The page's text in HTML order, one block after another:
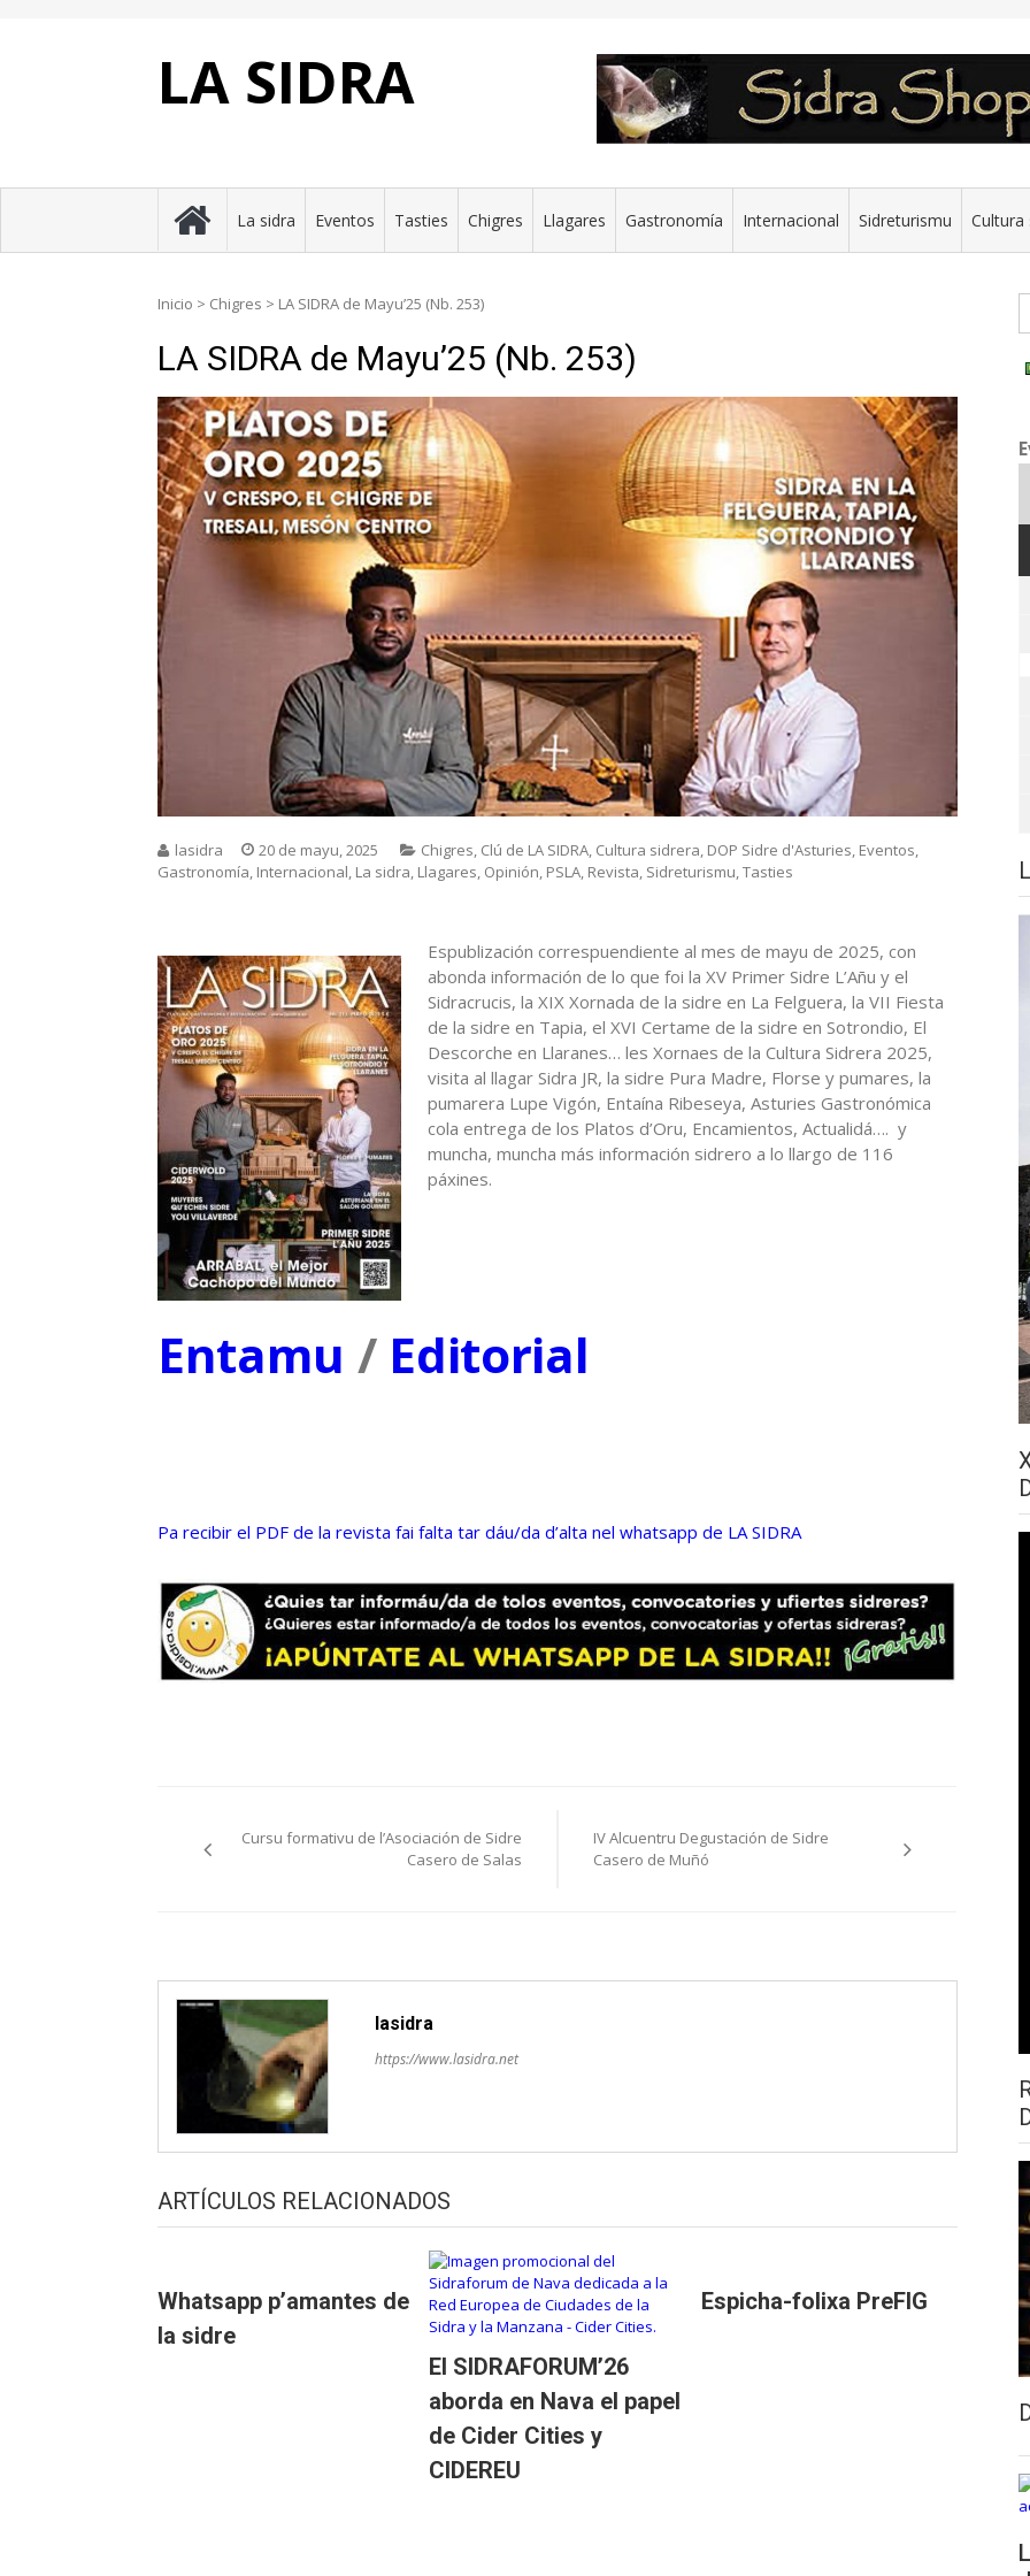
LA SIDRA
La sidra Eventos Tasties Chigres Llagares Gastronomía Internacional Sidreturismu Cultura
Inicio > Chigres > LA SIDRA de Mayu’25 (Nb. 253)
LA SIDRA de Mayu’25 (Nb. 253)
lasidra 20 de mayu, 2025 Chigres, Clú de LA SIDRA, Cultura sidrera, DOP Sidre d'Asturies, Eventos,
Gastronomía, Internacional, La sidra, Llagares, Opinión, PSLA, Revista, Sidreturismu,Tasties
Espublización correspuendiente al mes de mayu de 2025, con
abonda información de lo que foi la XV Primer Sidre L’Añu y el
Sidracrucis, la XIX Xornada de la sidre en La Felguera, la VII Fiesta
de la sidre en Tapia, el XVI Certame de la sidre en Sotrondio, El
Descorche en Llaranes… les Xornaes de la Cultura Sidrera 2025,
visita al llagar Sidra JR, la sidre Pura Madre, Florse y pumares, la
pumarera Lupe Vigón, Entaína Ribeseya, Asturies Gastronómica
cola entrega de los Platos d’Oru, Encamientos, Actualidá…. y
muncha, muncha más información sidrero a lo llargo de 116
páxines.
Entamu / Editorial
Pa recibir el PDF de la revista fai falta tar dáu/da d’alta nel whatsapp de LA SIDRA
pelosCursu formativu de l’Asociación de Sidre
Casero de Salas
IV Alcuentru Degustación de Sidre
Casero de Muñó
lasidra
https://www.lasidra.net
ARTÍCULOS RELACIONADOS
Whatsapp p’amantes de
la sidre
El SIDRAFORUM’26
aborda en Nava el papel
de Cider Cities y
CIDEREU
Espicha-folixa PreFIG